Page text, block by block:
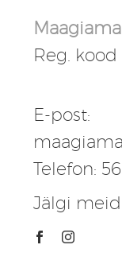
Reg. kood
E-post:
Telefon:
Jälgi